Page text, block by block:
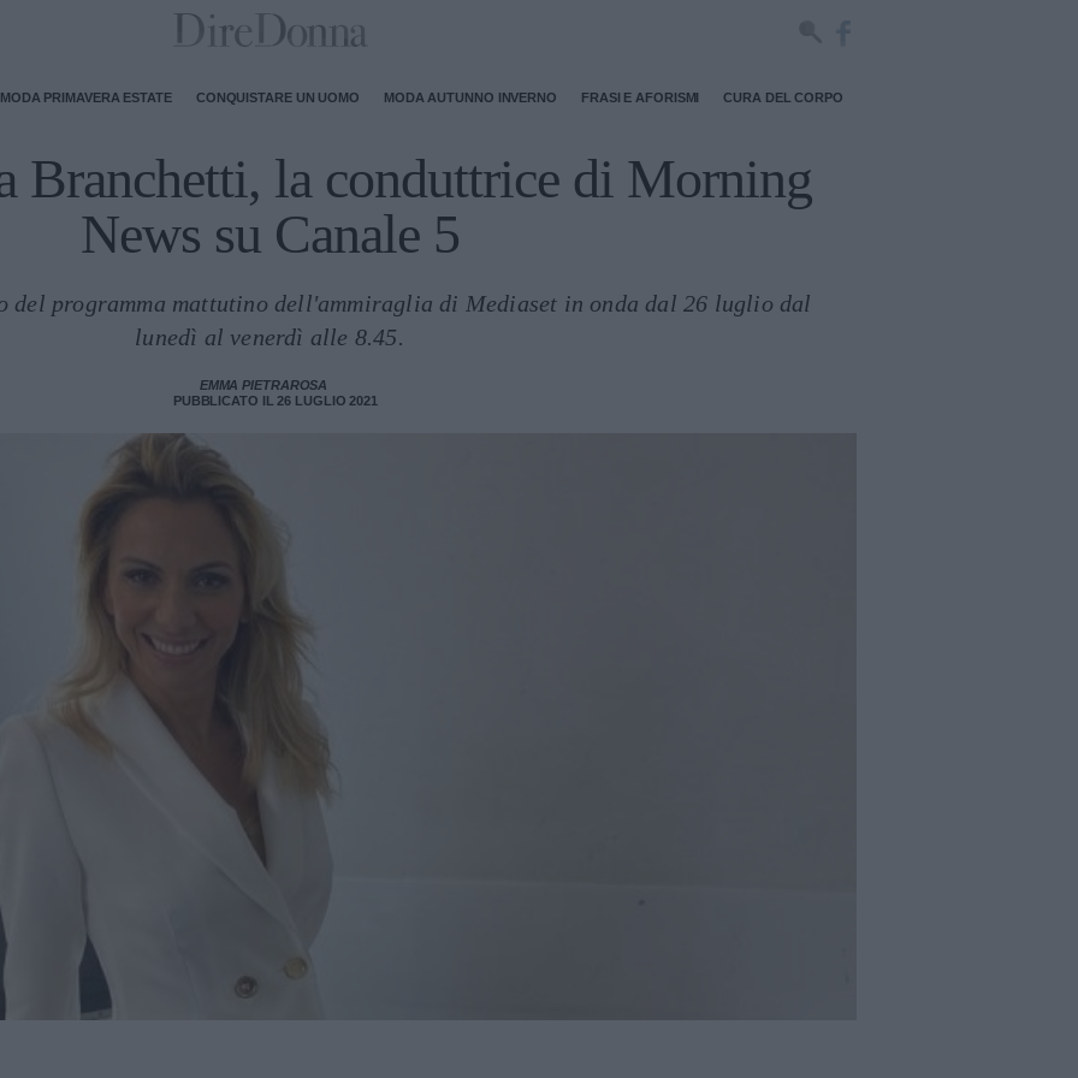
MODA PRIMAVERA ESTATE CONQUISTARE UN UOMO MODA AUTUNNO INVERNO FRASI E AFORISMI CURA DEL CORPO
Branchetti, la conduttrice di Morning
News su Canale 5
programma mattutino dell'ammiraglia di Mediaset in onda dal 26 luglio dal
lunedì al venerdì alle 8.45.
EMMA PIETRAROSA
PUBBLICATO IL 26 LUGLIO 2021